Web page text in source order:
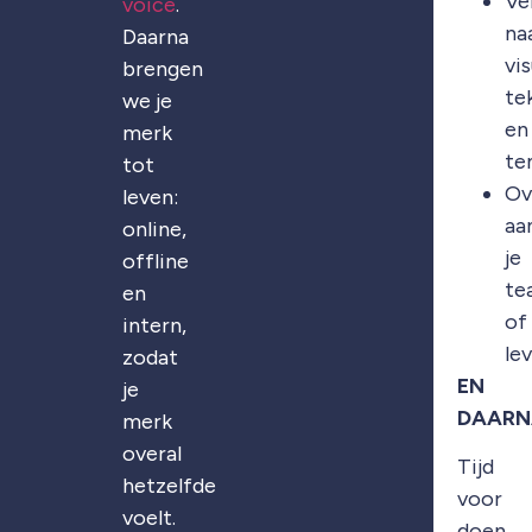
Daarna
brengen
we je
merk
tot
leven:
online,
offline
en
intern,
zodat
je
merk
overal
hetzelfde
voelt.
en
je
of
EN
Tijd
voor